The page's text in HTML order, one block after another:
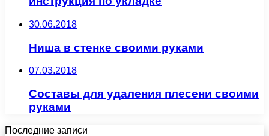
30.06.2018
Ниша в стенке своими руками
07.03.2018
Составы для удаления плесени своими
руками
Последние записи